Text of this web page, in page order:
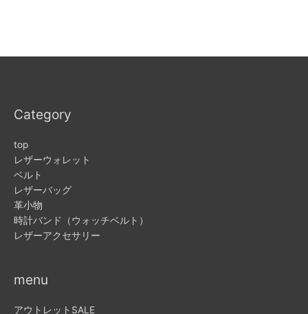
Category
top
レザーウォレット
ベルト
レザーバッグ
革小物
時計バンド（ウォッチベルト）
レザーアクセサリー
menu
アウトレットSALE